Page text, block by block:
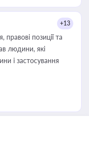
+13
позиції та
людини, які
і застосування